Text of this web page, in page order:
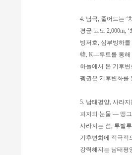
4. 남극, 줄어드는 ‘
평균 고도 2,000m,
빙저호, 심부빙하를
韓, K―루트를 통해
하늘에서 본 기후변
펭귄은 기후변화를
5. 남태평양, 사라지
피지의 눈물 ― 맹
사라지는 섬, 투발
기후변화에 적극적
강력해지는 남태평